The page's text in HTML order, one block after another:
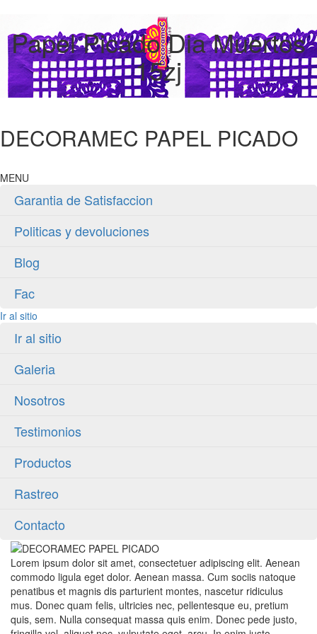
Papel Picado Dia Muertos
15zj
DECORAMEC PAPEL PICADO
MENU
Garantia de Satisfaccion
Politicas y devoluciones
Blog
Fac
Ir al sitio
Ir al sitio
Galeria
Nosotros
Testimonios
Productos
Rastreo
Contacto
Lorem ipsum dolor sit amet, consectetuer adipiscing elit. Aenean
commodo ligula eget dolor. Aenean massa. Cum sociis natoque
penatibus et magnis dis parturient montes, nascetur ridiculus
mus. Donec quam felis, ultricies nec, pellentesque eu, pretium
quis, sem. Nulla consequat massa quis enim. Donec pede justo,